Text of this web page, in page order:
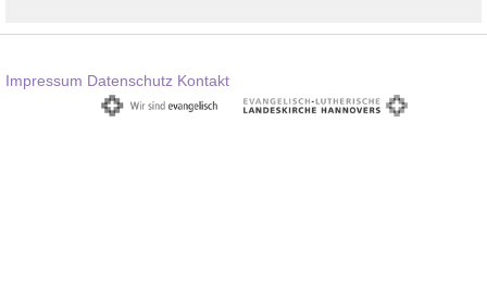
Impressum Datenschutz Kontakt